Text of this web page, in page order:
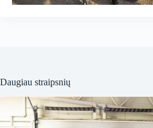
Daugiau straipsnių